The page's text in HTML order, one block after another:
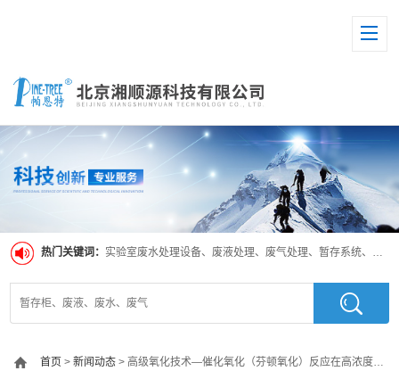
热门关键词： 实验室废水处理设备、废液处理、废气处理、暂存系统、超纯水系统
首页 >新闻动态 > 高级氧化技术—催化氧化（芬顿氧化）反应在高浓度废水处理中的应用